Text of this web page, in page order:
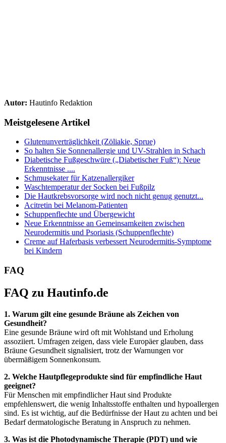
Autor: Hautinfo Redaktion
Meistgelesene Artikel
Glutenunverträglichkeit (Zöliakie, Sprue)
So halten Sie Sonnenallergie und UV-Strahlen in Schach
Diabetische Fußgeschwüre („Diabetischer Fuß“): Neue
Erkenntnisse ....
Schmusekater für Katzenallergiker
Waschtemperatur der Socken bei Fußpilz
Die Hautkrebsvorsorge wird noch nicht genug genutzt...
Acitretin bei Melanom-Patienten
Schuppenflechte und Übergewicht
Neue Erkenntnisse an Gemeinsamkeiten zwischen
Neurodermitis und Psoriasis (Schuppenflechte)
Creme auf Haferbasis verbessert Neurodermitis-Symptome
bei Kindern
FAQ
FAQ zu Hautinfo.de
1. Warum gilt eine gesunde Bräune als Zeichen von
Gesundheit?
Eine gesunde Bräune wird oft mit Wohlstand und Erholung
assoziiert. Umfragen zeigen, dass viele Europäer glauben, dass
Bräune Gesundheit signalisiert, trotz der Warnungen vor
übermäßigem Sonnenkonsum.
2. Welche Hautpflegeprodukte sind für empfindliche Haut
geeignet?
Für Menschen mit empfindlicher Haut sind Produkte
empfehlenswert, die wenig Inhaltsstoffe enthalten und hypoallergen
sind. Es ist wichtig, auf die Bedürfnisse der Haut zu achten und bei
Bedarf dermatologische Beratung in Anspruch zu nehmen.
3. Was ist die Photodynamische Therapie (PDT) und wie